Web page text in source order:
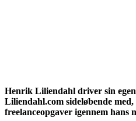
Henrik Liliendahl driver sin
Liliendahl.com sideløbende
freelanceopgaver igennem